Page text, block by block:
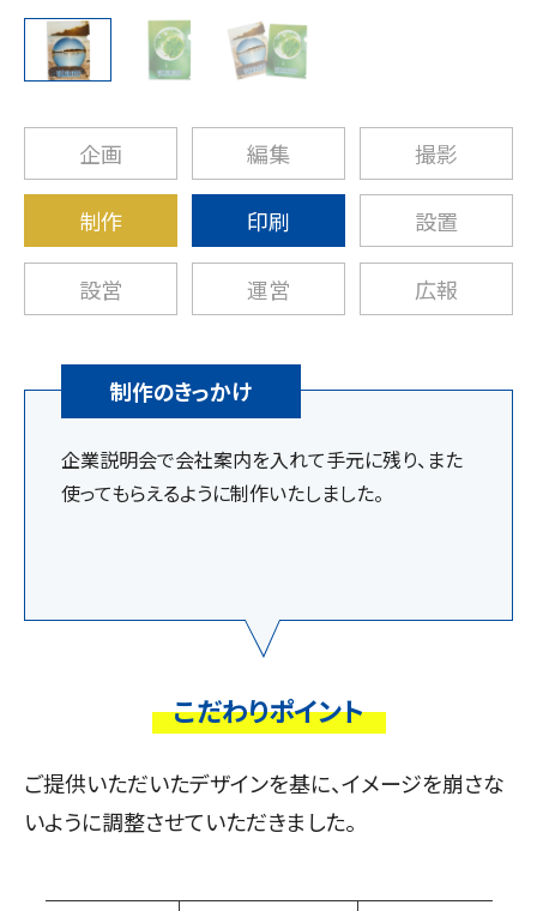
企画 編集 撮影
制作 印刷 設置
設営 運営 広報
制作のきっかけ
企業説明会で会社案内を入れて手元に残り、また
使ってもらえるように制作いたしました。
こだわりポイント
ご提供いただいたデザインを基に、イメージを崩さな
いように調整させていただきました。